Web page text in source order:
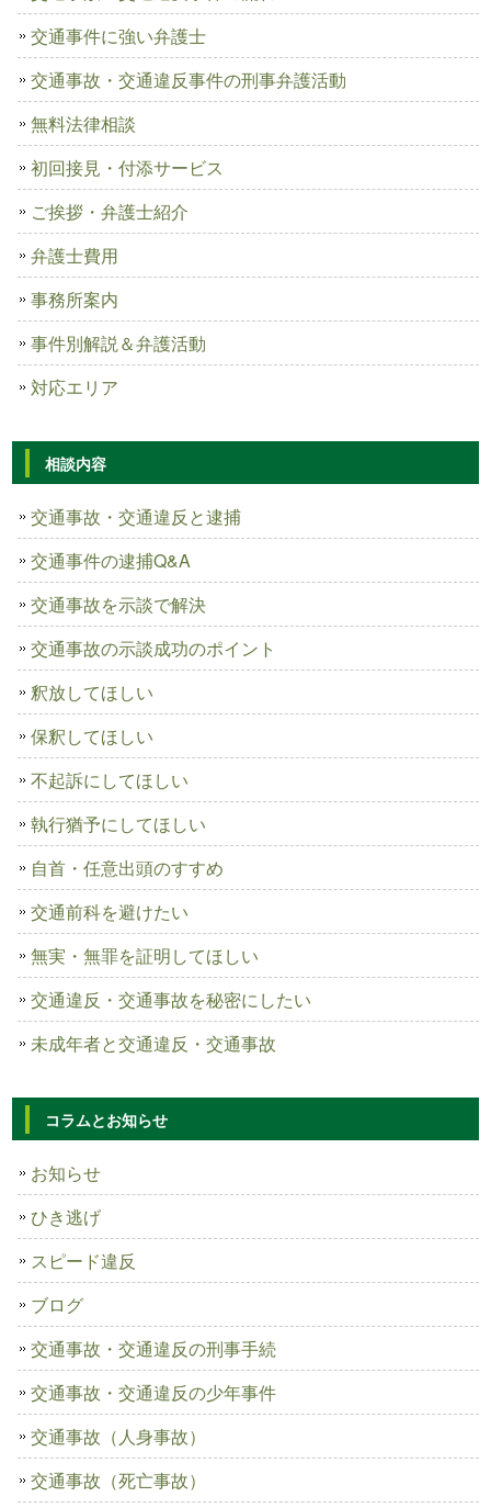
交通事件に強い弁護士
交通事故・交通違反事件の刑事弁護活動
無料法律相談
初回接見・付添サービス
ご挨拶・弁護士紹介
弁護士費用
事務所案内
事件別解説＆弁護活動
対応エリア
相談内容
交通事故・交通違反と逮捕
交通事件の逮捕Q&A
交通事故を示談で解決
交通事故の示談成功のポイント
釈放してほしい
保釈してほしい
不起訴にしてほしい
執行猶予にしてほしい
自首・任意出頭のすすめ
交通前科を避けたい
無実・無罪を証明してほしい
交通違反・交通事故を秘密にしたい
未成年者と交通違反・交通事故
コラムとお知らせ
お知らせ
ひき逃げ
スピード違反
ブログ
交通事故・交通違反の刑事手続
交通事故・交通違反の少年事件
交通事故（人身事故）
交通事故（死亡事故）